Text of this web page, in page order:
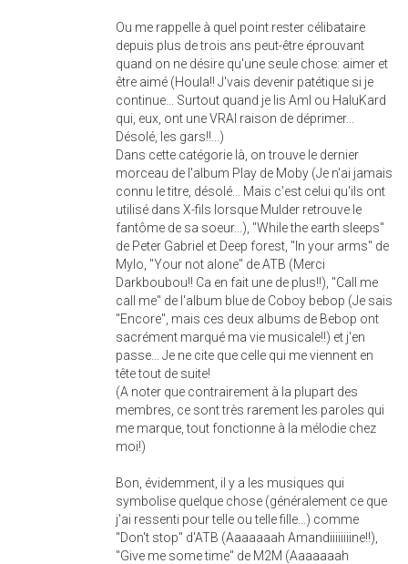
Ou me rappelle à quel point rester célibataire
depuis plus de trois ans peut-être éprouvant
quand on ne désire qu'une seule chose: aimer et
être aimé (Houla!! J'vais devenir patétique si je
continue... Surtout quand je lis Aml ou HaluKard
qui, eux, ont une VRAI raison de déprimer...
Désolé, les gars!!...)
Dans cette catégorie là, on trouve le dernier
morceau de l'album Play de Moby (Je n'ai jamais
connu le titre, désolé... Mais c'est celui qu'ils ont
utilisé dans X-fils lorsque Mulder retrouve le
fantôme de sa soeur...), "While the earth sleeps"
de Peter Gabriel et Deep forest, "In your arms" de
Mylo, "Your not alone" de ATB (Merci
Darkboubou!! Ca en fait une de plus!!), "Call me
call me" de l'album blue de Coboy bebop (Je sais
"Encore", mais ces deux albums de Bebop ont
sacrément marqué ma vie musicale!!) et j'en
passe... Je ne cite que celle qui me viennent en
tête tout de suite!
(A noter que contrairement à la plupart des
membres, ce sont très rarement les paroles qui
me marque, tout fonctionne à la mélodie chez
moi!)
Bon, évidemment, il y a les musiques qui
symbolise quelque chose (généralement ce que
j'ai ressenti pour telle ou telle fille...) comme
"Don't stop" d'ATB (Aaaaaaah Amandiiiiiiiine!!),
"Give me some time" de M2M (Aaaaaaah